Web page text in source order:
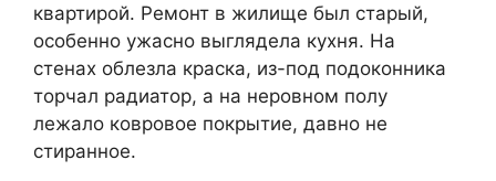
квартирой. Ремонт в жилище был старый,
особенно ужасно выглядела кухня. На
стенах облезла краска, из-под подоконника
торчал радиатор, а на неровном полу
лежало ковровое покрытие, давно не
стиранное.